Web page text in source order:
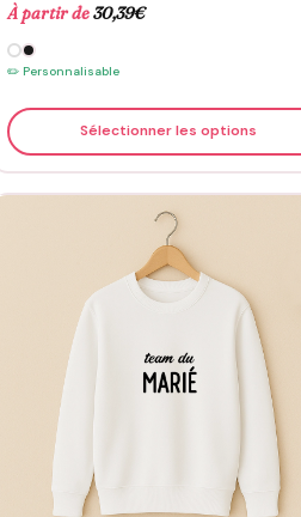
À partir de30,39€
✏️ Personnalisable
Sélectionner les options